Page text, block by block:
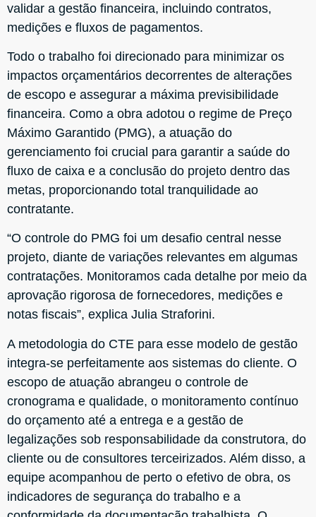
validar a gestão financeira, incluindo contratos,
medições e fluxos de pagamentos.
Todo o trabalho foi direcionado para minimizar os
impactos orçamentários decorrentes de alterações
de escopo e assegurar a máxima previsibilidade
financeira. Como a obra adotou o regime de Preço
Máximo Garantido (PMG), a atuação do
gerenciamento foi crucial para garantir a saúde do
fluxo de caixa e a conclusão do projeto dentro das
metas, proporcionando total tranquilidade ao
contratante.
“O controle do PMG foi um desafio central nesse
projeto, diante de variações relevantes em algumas
contratações. Monitoramos cada detalhe por meio da
aprovação rigorosa de fornecedores, medições e
notas fiscais”, explica Julia Straforini.
A metodologia do CTE para esse modelo de gestão
integra-se perfeitamente aos sistemas do cliente. O
escopo de atuação abrangeu o controle de
cronograma e qualidade, o monitoramento contínuo
do orçamento até a entrega e a gestão de
legalizações sob responsabilidade da construtora, do
cliente ou de consultores terceirizados. Além disso, a
equipe acompanhou de perto o efetivo de obra, os
indicadores de segurança do trabalho e a